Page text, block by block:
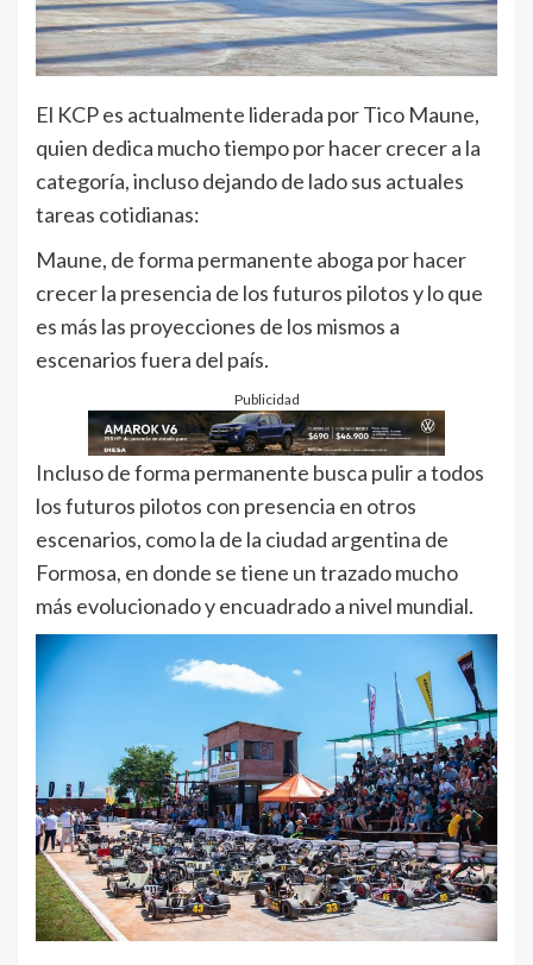
El KCP es actualmente liderada por Tico Maune,
quien dedica mucho tiempo por hacer crecer a la
categoría, incluso dejando de lado sus actuales
tareas cotidianas:
Maune, de forma permanente aboga por hacer
crecer la presencia de los futuros pilotos y lo que
es más las proyecciones de los mismos a
escenarios fuera del país.
Publicidad
Incluso de forma permanente busca pulir a todos
los futuros pilotos con presencia en otros
escenarios, como la de la ciudad argentina de
Formosa, en donde se tiene un trazado mucho
más evolucionado y encuadrado a nivel mundial.